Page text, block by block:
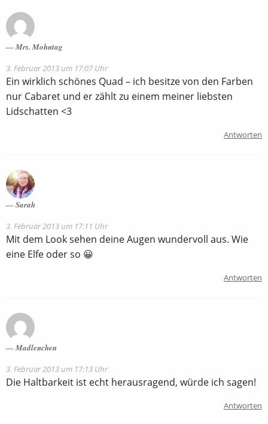
Mrs. Mohntag
3. Februar 2013 um 17:07 Uhr
Ein wirklich schönes Quad – ich besitze von den Farben
nur Cabaret und er zählt zu einem meiner liebsten
Lidschatten <3
Antworten
Sarah
3. Februar 2013 um 17:11 Uhr
Mit dem Look sehen deine Augen wundervoll aus. Wie
eine Elfe oder so 😀
Antworten
Madlenchen
3. Februar 2013 um 17:13 Uhr
Die Haltbarkeit ist echt herausragend, würde ich sagen!
Antworten